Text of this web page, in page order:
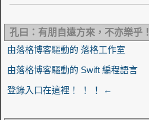
孔曰：有朋自遠方來，不亦樂乎！
由落格博客驅動的 落格工作室
由落格博客驅動的 Swift 編程語言
登錄入口在這裡！ ！ ！ ←